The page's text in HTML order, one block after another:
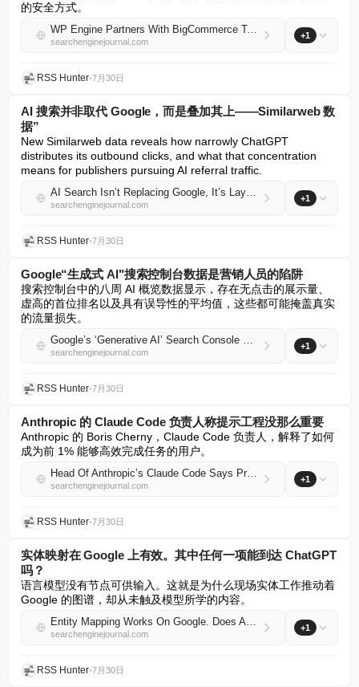
的安全方式。
WP Engine Partners With BigCommerce To Scale WordPress Stores
searchenginejournal.com
+1
RSS Hunter•7月30日
AI 搜索并非取代 Google，而是叠加其上——Similarweb 数
据”
New Similarweb data reveals how narrowly ChatGPT
distributes its outbound clicks, and what that concentration
means for publishers pursuing AI referral traffic.
AI Search Isn’t Replacing Google, It’s Layering On Top – Similarweb Data
searchenginejournal.com
+1
RSS Hunter•7月30日
Google“生成式 AI"搜索控制台数据是营销人员的陷阱
搜索控制台中的八周 AI 概览数据显示，存在无点击的展示量、
虚高的首位排名以及具有误导性的平均值，这些都可能掩盖真实
的流量损失。
Google’s ‘Generative AI’ Search Console Data Is A Trap For Marketers
searchenginejournal.com
+1
RSS Hunter•7月30日
Anthropic 的 Claude Code 负责人称提示工程没那么重要
Anthropic 的 Boris Cherny，Claude Code 负责人，解释了如何
成为前 1% 能够高效完成任务的用户。
Head Of Anthropic’s Claude Code Says Prompt Engineering Not That Important
searchenginejournal.com
+1
RSS Hunter•7月30日
实体映射在 Google 上有效。其中任何一项能到达 ChatGPT
吗？
语言模型没有节点可供输入。这就是为什么现场实体工作推动着
Google 的图谱，却从未触及模型所学的内容。
Entity Mapping Works On Google. Does Any Of It Reach ChatGPT?
searchenginejournal.com
+1
RSS Hunter•7月30日